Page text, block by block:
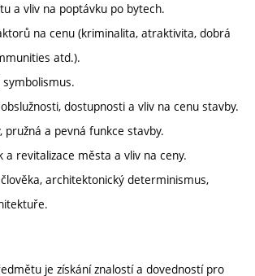
a vliv na poptávku po bytech.
na cenu (kriminalita, atraktivita, dobrá
atd.).
dostupnosti a vliv na cenu stavby.
pružná a pevná funkce stavby.
a revitalizace města a vliv na ceny.
architektonický determinismus,
je získání znalostí a dovedností pro